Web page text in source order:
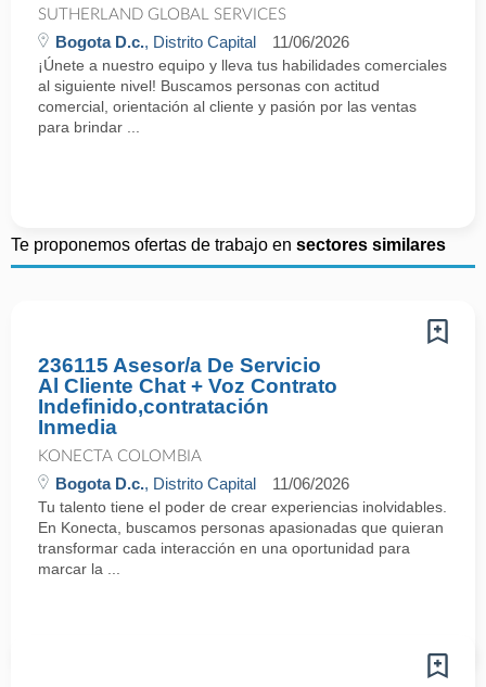
SUTHERLAND GLOBAL SERVICES
Bogota D.c., Distrito Capital 11/06/2026
¡Únete a nuestro equipo y lleva tus habilidades comerciales
al siguiente nivel! Buscamos personas con actitud
comercial, orientación al cliente y pasión por las ventas
para brindar ...
Te proponemos ofertas de trabajo en sectores similares
236115 Asesor/a De Servicio
Al Cliente Chat + Voz Contrato
Indefinido,contratación
Inmedia
KONECTA COLOMBIA
Bogota D.c., Distrito Capital 11/06/2026
Tu talento tiene el poder de crear experiencias inolvidables.
En Konecta, buscamos personas apasionadas que quieran
transformar cada interacción en una oportunidad para
marcar la ...